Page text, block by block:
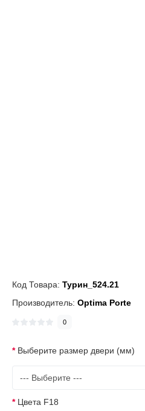
Код Товара: Турин_524.21
Производитель: Optima Porte
0
Выберите размер двери (мм)
Цвета F18